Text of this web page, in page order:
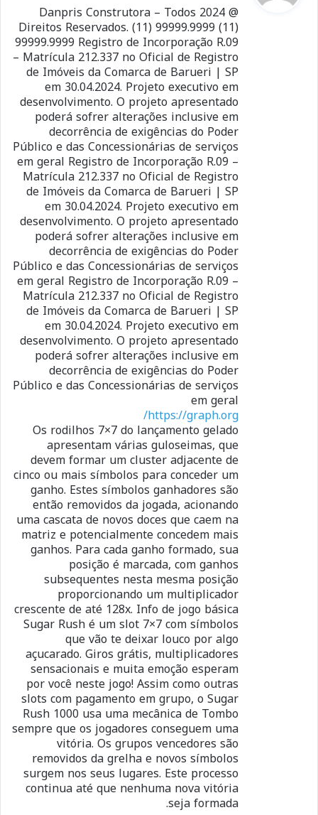
ل
@ 2024 Danpris Construtora – Todos
Direitos Reservados. (11) 99999.9999 (11)
99999.9999 Registro de Incorporação R.09
– Matrícula 212.337 no Oficial de Registro
de Imóveis da Comarca de Barueri | SP
em 30.04.2024. Projeto executivo em
desenvolvimento. O projeto apresentado
poderá sofrer alterações inclusive em
decorrência de exigências do Poder
Público e das Concessionárias de serviços
em geral Registro de Incorporação R.09 –
Matrícula 212.337 no Oficial de Registro
de Imóveis da Comarca de Barueri | SP
em 30.04.2024. Projeto executivo em
desenvolvimento. O projeto apresentado
poderá sofrer alterações inclusive em
decorrência de exigências do Poder
Público e das Concessionárias de serviços
em geral Registro de Incorporação R.09 –
Matrícula 212.337 no Oficial de Registro
de Imóveis da Comarca de Barueri | SP
em 30.04.2024. Projeto executivo em
desenvolvimento. O projeto apresentado
poderá sofrer alterações inclusive em
decorrência de exigências do Poder
Público e das Concessionárias de serviços
em geral
https://graph.org/
Os rodilhos 7×7 do lançamento gelado
apresentam várias guloseimas, que
devem formar um cluster adjacente de
cinco ou mais símbolos para conceder um
ganho. Estes símbolos ganhadores são
então removidos da jogada, acionando
uma cascata de novos doces que caem na
matriz e potencialmente concedem mais
ganhos. Para cada ganho formado, sua
posição é marcada, com ganhos
subsequentes nesta mesma posição
proporcionando um multiplicador
crescente de até 128x. Info de jogo básica
Sugar Rush é um slot 7×7 com símbolos
que vão te deixar louco por algo
açucarado. Giros grátis, multiplicadores
sensacionais e muita emoção esperam
por você neste jogo! Assim como outras
slots com pagamento em grupo, o Sugar
Rush 1000 usa uma mecânica de Tombo
sempre que os jogadores conseguem uma
vitória. Os grupos vencedores são
removidos da grelha e novos símbolos
surgem nos seus lugares. Este processo
continua até que nenhuma nova vitória
seja formada.